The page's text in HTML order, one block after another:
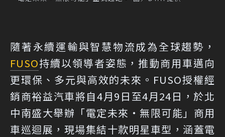
隨著永續運輸與智慧物流成為全球趨勢，
FUSO持續以領導者姿態，推動商用車邁向
更環保、多元與高效的未來。FUSO授權經
銷商裕益汽車將自4月9日至4月24日，於北
中南盛大舉辦「電定未來・無限可能」商用
車巡迴展，現場集結十款明星車型，涵蓋電